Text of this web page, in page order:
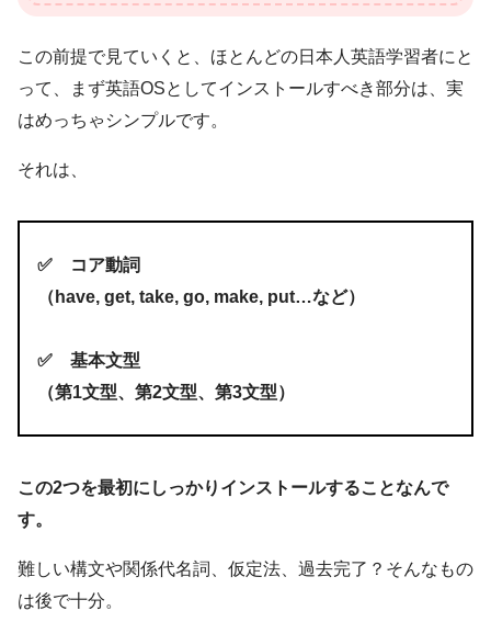
この前提で見ていくと、ほとんどの日本人英語学習者にと
って、まず英語OSとしてインストールすべき部分は、実
はめっちゃシンプルです。
それは、
✅️ コア動詞
（have, get, take, go, make, put…など）
✅️ 基本文型
（第1文型、第2文型、第3文型）
この2つを最初にしっかりインストールすることなんで
す。
難しい構文や関係代名詞、仮定法、過去完了？そんなもの
は後で十分。